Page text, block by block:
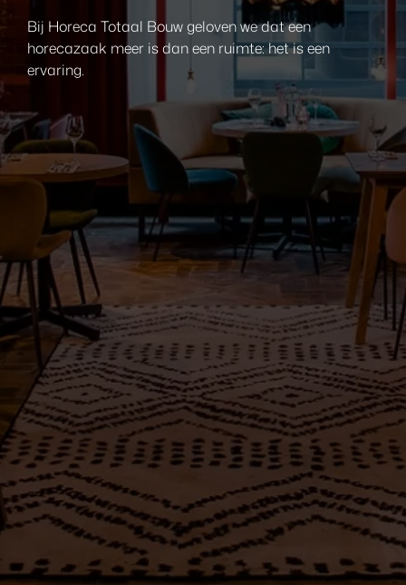
Bij Horeca Totaal Bouw geloven we dat een
horecazaak meer is dan een ruimte: het is een
ervaring.